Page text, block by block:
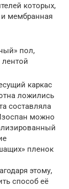
которых,
мембранная
пол,
каркас
ложились
составляла
можно
пленок
этому,
способ её